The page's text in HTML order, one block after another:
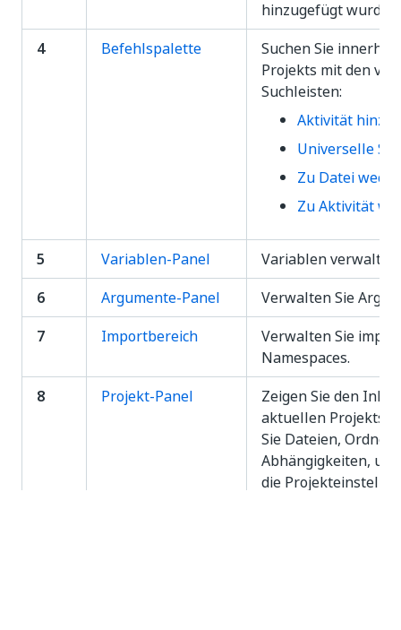
hinzugefügt wurden.
4
Befehlspalette
Suchen Sie
Projekts mit den
Suchleisten:
Aktivität
Universelle
Zu Datei
Zu Aktivität
5 Variablen-Panel
Variablen verwalten.
6
Argumente-Panel
Verwalten Sie
7
Importbereich
Verwalten Sie
Namespaces.
8
Projekt-Panel
Zeigen Sie den
aktuellen Projekts
Sie Dateien, Ordner
Abhängigkeiten,
die